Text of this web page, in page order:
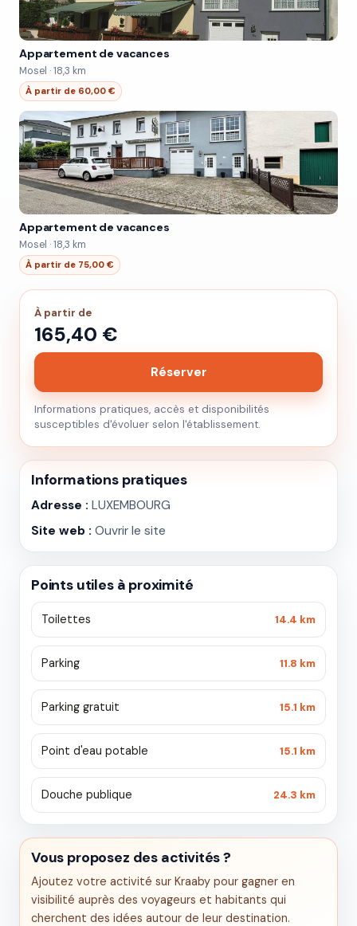
Appartement de vacances
Mosel · 18,3 km
À partir de 60,00 €
Appartement de vacances
Mosel · 18,3 km
À partir de 75,00 €
À partir de
165,40 €
Réserver
Informations pratiques, accès et disponibilités
susceptibles d'évoluer selon l'établissement.
Informations pratiques
Adresse : LUXEMBOURG
Site web : Ouvrir le site
Points utiles à proximité
Toilettes 14.4 km
Parking 11.8 km
Parking gratuit 15.1 km
Point d'eau potable 15.1 km
Douche publique 24.3 km
Vous proposez des activités ?
Ajoutez votre activité sur Kraaby pour gagner en
visibilité auprès des voyageurs et habitants qui
cherchent des idées autour de leur destination.